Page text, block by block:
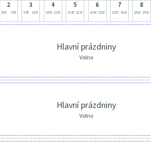
2
8:50 9:35
3
9:45 10:30
4
10:50 11:35
5
11:45 12:30
6
12:40 13:25
7
13:35 14:20
8
14:25 15:10
Hlavní prázdniny
Volno
Hlavní prázdniny
Volno